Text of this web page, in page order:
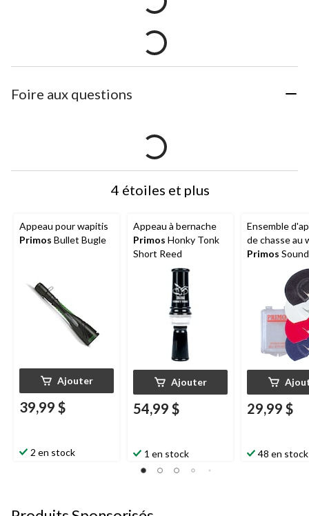
Foire aux questions
4 étoiles et plus
Appeau pour wapitis
Primos Bullet Bugle
Ajouter
39,99 $
2 en stock
Appeau à bernache
Primos Honky Tonk
Short Reed
Ajouter
54,99 $
1 en stock
Ensemble
de chasse au
Primos
Series Select
29,99 $
48 en stock